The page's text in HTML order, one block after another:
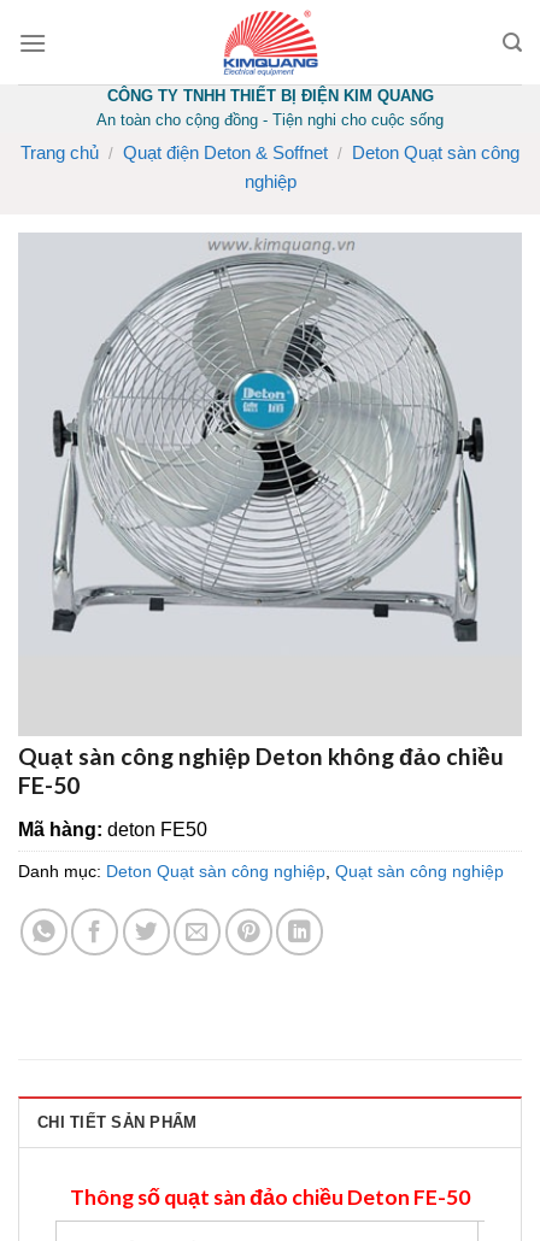
CÔNG TY TNHH THIẾT BỊ ĐIỆN KIM QUANG
An toàn cho cộng đồng - Tiện nghi cho cuộc sống
Trang chủ / Quạt điện Deton & Soffnet /
Deton Quạt sàn công
nghiệp
Quạt sàn công nghiệp Deton không đảo chiều
FE-50
Mã hàng: deton FE50
Danh mục: Deton Quạt sàn công nghiệp Quạt sàn công nghiệp
CHI TIẾT SẢN PHẨM
Thông số quạt sàn đảo chiều Deton FE-50